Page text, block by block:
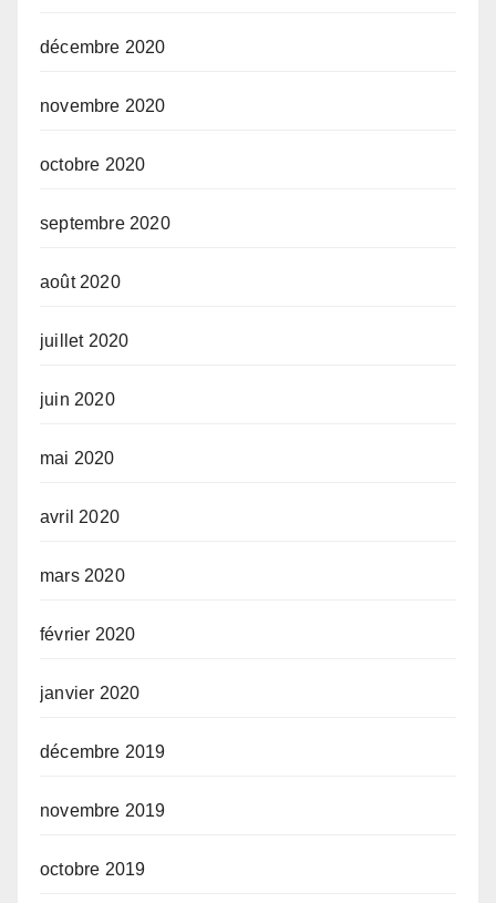
décembre 2020
novembre 2020
octobre 2020
septembre 2020
août 2020
juillet 2020
juin 2020
mai 2020
avril 2020
mars 2020
février 2020
janvier 2020
décembre 2019
novembre 2019
octobre 2019